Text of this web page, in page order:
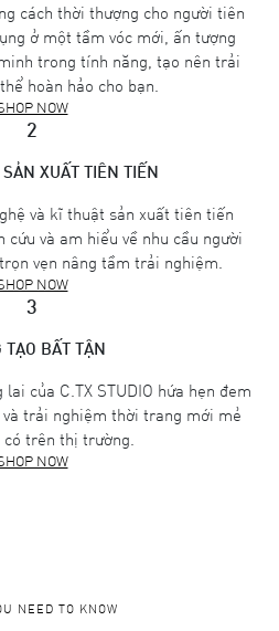
cách thời thượng cho người tiên
ở một tầm vóc mới, ấn tượng
trong tính năng, tạo nên trải
hoàn hảo cho bạn.
NOW
2
XUẤT TIÊN TIẾN
và kĩ thuật sản xuất tiên tiến
cứu và am hiểu về nhu cầu người
vẹn nâng tầm trải nghiệm.
NOW
3
TẠO BẤT TẬN
của C.TX STUDIO hứa hẹn đem
trải nghiệm thời trang mới mẻ
có trên thị trường.
NOW
NEED TO KNOW